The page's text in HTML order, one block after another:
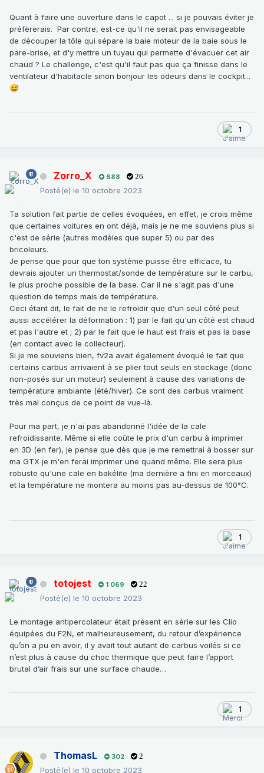
Quant à faire une ouverture dans le capot ... si je pouvais éviter je
préfèrerais. Par contre, est-ce qu'il ne serait pas envisageable
de découper la tôle qui sépare la baie moteur de la baie sous le
pare-brise, et d'y mettre un tuyau qui permette d'évacuer cet air
chaud ? Le challenge, c'est qu'il faut pas que ça finisse dans le
ventilateur d'habitacle sinon bonjour les odeurs dans le cockpit...
😅
1
Zorro_X 688 26
Posté(e) le 10 octobre 2023
Ta solution fait partie de celles évoquées, en effet, je crois même
que certaines voitures en ont déjà, mais je ne me souviens plus si
c'est de série (autres modèles que super 5) ou par des
bricoleurs.
Je pense que pour que ton système puisse être efficace, tu
devrais ajouter un thermostat/sonde de température sur le carbu,
le plus proche possible de la base. Car il ne s'agit pas d'une
question de temps mais de température.
Ceci étant dit, le fait de ne le refroidir que d'un seul côté peut
aussi accélérer la déformation : 1) par le fait qu'un côté est chaud
et pas l'autre et ; 2) par le fait que le haut est frais et pas la base
(en contact avec le collecteur).
Si je me souviens bien, fv2a avait également évoqué le fait que
certains carbus arrivaient à se plier tout seuls en stockage (donc
non-posés sur un moteur) seulement à cause des variations de
température ambiante (été/hiver). Ce sont des carbus vraiment
très mal conçus de ce point de vue-là.
Pour ma part, je n'ai pas abandonné l'idée de la cale
refroidissante. Même si elle coûte le prix d'un carbu à imprimer
en 3D (en fer), je pense que dès que je me remettrai à bosser sur
ma GTX je m'en ferai imprimer une quand même. Elle sera plus
robuste qu'une cale en bakélite (ma dernière a fini en morceaux)
et la température ne montera au moins pas au-dessus de 100°C.
1
totojest 1 069 22
Posté(e) le 10 octobre 2023
Le montage antipercolateur était présent en série sur les Clio
équipées du F2N, et malheureusement, du retour d’expérience
qu’on a pu en avoir, il y avait tout autant de carbus voilés si ce
n’est plus à cause du choc thermique que peut faire l’apport
brutal d’air frais sur une surface chaude…
1
ThomasL 302 2
Posté(e) le 10 octobre 2023